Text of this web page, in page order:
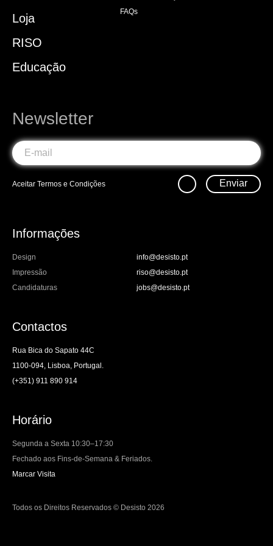
Loja
RISO
Educação
FAQs
Newsletter
Aceitar Termos e Condições Enviar
Informações
Design
info@desisto.pt
Impressão
riso@desisto.pt
Candidaturas
jobs@desisto.pt
Contactos
Rua Bica do Sapato 44C
1100-094, Lisboa, Portugal.
(+351) 911 890 914
Horário
Segunda a Sexta 10:30–17:30
Fechado aos Fins-de-Semana & Feriados.
Marcar Visita
Todos os Direitos Reservados © Desisto 2026